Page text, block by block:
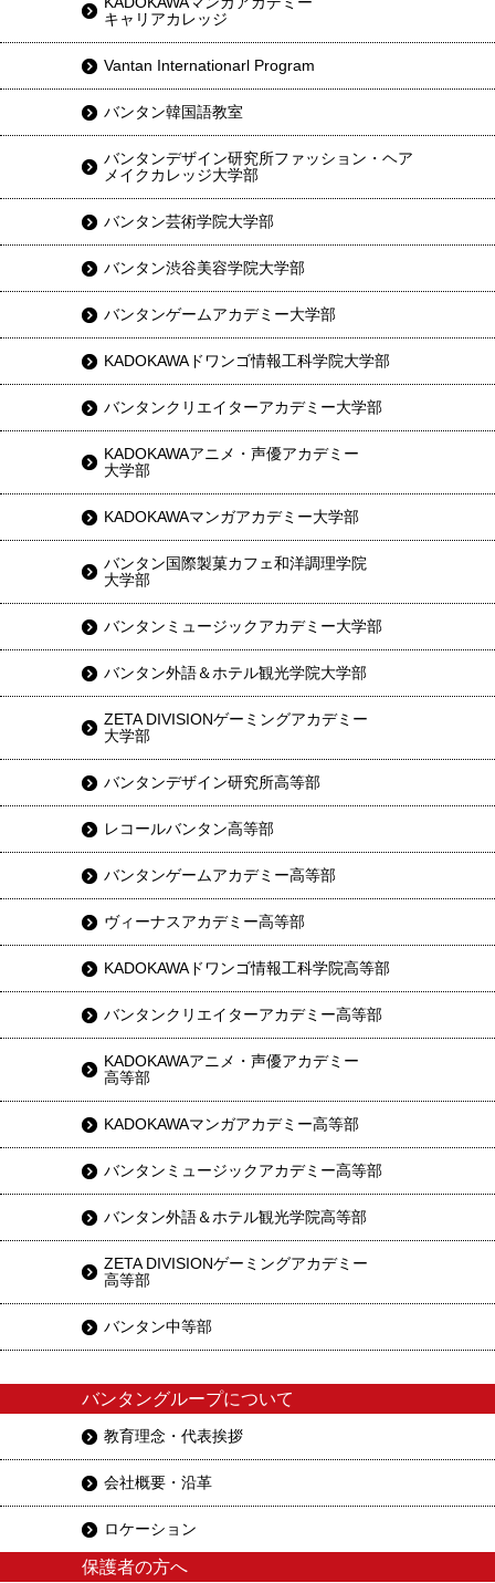
キャリアカレッジ
Vantan Internationarl Program
バンタン韓国語教室
バンタンデザイン研究所ファッション・ヘア
メイクカレッジ大学部
バンタン芸術学院大学部
バンタン渋谷美容学院大学部
バンタンゲームアカデミー大学部
KADOKAWAドワンゴ情報工科学院大学部
バンタンクリエイターアカデミー大学部
KADOKAWAアニメ・声優アカデミー
大学部
KADOKAWAマンガアカデミー大学部
バンタン国際製菓カフェ和洋調理学院
大学部
バンタンミュージックアカデミー大学部
バンタン外語＆ホテル観光学院大学部
ZETA DIVISIONゲーミングアカデミー
大学部
バンタンデザイン研究所高等部
レコールバンタン高等部
バンタンゲームアカデミー高等部
ヴィーナスアカデミー高等部
KADOKAWAドワンゴ情報工科学院高等部
バンタンクリエイターアカデミー高等部
KADOKAWAアニメ・声優アカデミー
高等部
KADOKAWAマンガアカデミー高等部
バンタンミュージックアカデミー高等部
バンタン外語＆ホテル観光学院高等部
ZETA DIVISIONゲーミングアカデミー
高等部
バンタン中等部
バンタングループについて
教育理念・代表挨拶
会社概要・沿革
ロケーション
保護者の方へ